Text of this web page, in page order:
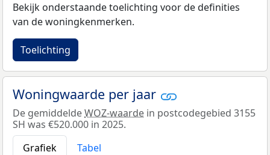
Bekijk onderstaande toelichting voor de definities
van de woningkenmerken.
Toelichting
Woningwaarde per jaar
De gemiddeldeWOZ-waarde in postcodegebied 3155
SH was €520.000 in 2025.
Grafiek
Tabel